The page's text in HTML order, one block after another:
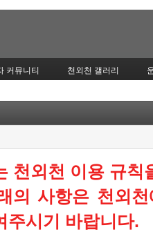
커뮤니티 천외천 갤러리
천외천 이용 규칙
의 사항은 천외
주시기 바랍니다.